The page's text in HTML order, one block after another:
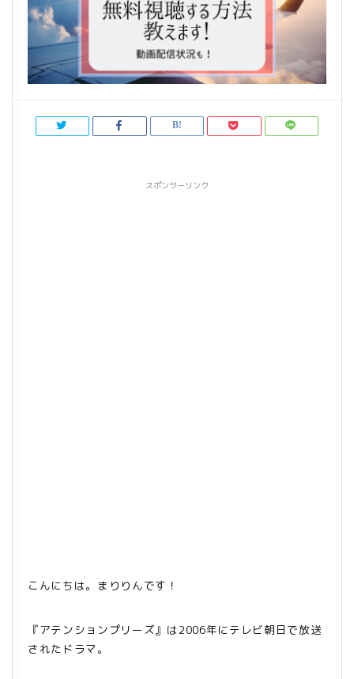
スポンサーリンク
こんにちは。まりりんです！
『アテンションプリーズ』は2006年にテレビ朝日で放送
されたドラマ。